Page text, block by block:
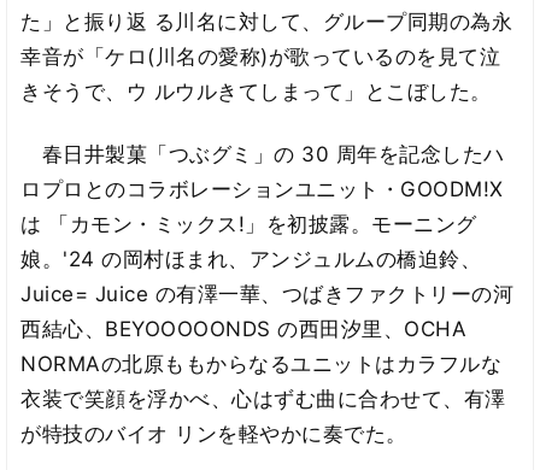
た」と振り返 る川名に対して、グループ同期の為永
幸音が「ケロ(川名の愛称)が歌っているのを見て泣
きそうで、ウ ルウルきてしまって」とこぼした。
春日井製菓「つぶグミ」の 30 周年を記念したハ
ロプロとのコラボレーションユニット・GOODM!X
は 「カモン・ミックス!」を初披露。モーニング
娘。'24 の岡村ほまれ、アンジュルムの橋迫鈴、
Juice= Juice の有澤一華、つばきファクトリーの河
西結心、BEYOOOOONDS の西田汐里、OCHA
NORMAの北原ももからなるユニットはカラフルな
衣装で笑顔を浮かべ、心はずむ曲に合わせて、有澤
が特技のバイオ リンを軽やかに奏でた。